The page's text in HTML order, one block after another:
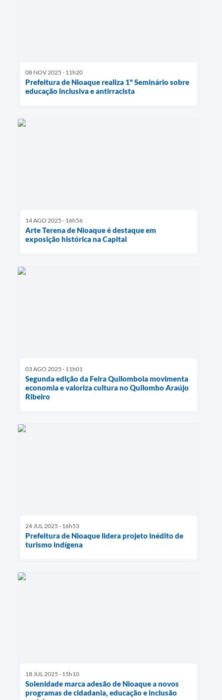
08 NOV 2025 - 11h20
Prefeitura de Nioaque realiza 1º Seminário sobre
educação inclusiva e antirracista
14 AGO 2025 - 16h56
Arte Terena de Nioaque é destaque em
exposição histórica na Capital
03 AGO 2025 - 11h01
Segunda edição da Feira Quilombola movimenta
economia e valoriza cultura no Quilombo Araújo
Ribeiro
24 JUL 2025 - 16h53
Prefeitura de Nioaque lidera projeto inédito de
turismo indígena
18 JUL 2025 - 15h10
Solenidade marca adesão de Nioaque a novos
programas de cidadania, educação e inclusão